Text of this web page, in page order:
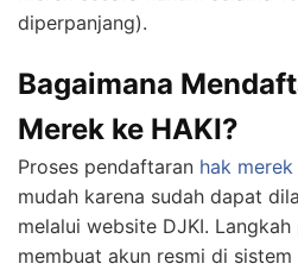
diperpanjang).
Bagaimana
Merek ke HAKI?
Proses pendaftaran hak merek
mudah karena sudah dapat
melalui website DJKI.
membuat akun resmi di